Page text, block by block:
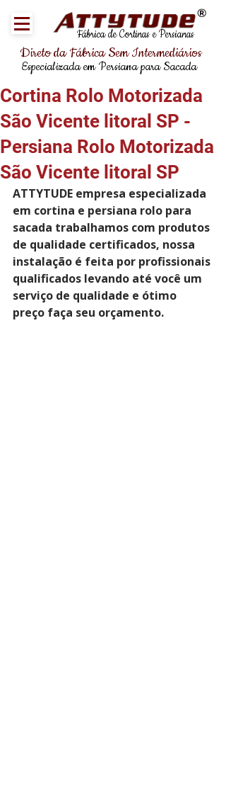
Fábrica de Cortinas e Persianas
®
Direto da Fábrica Sem Intermediários
Especializada em Persiana para Sacada
Cortina Rolo Motorizada
São Vicente litoral SP -
Persiana Rolo Motorizada
São Vicente litoral SP
ATTYTUDE empresa especializada
em cortina e persiana rolo para
sacada trabalhamos com produtos
de qualidade certificados, nossa
instalação é feita por profissionais
qualificados levando até você um
serviço de qualidade e ótimo
preço faça seu orçamento.